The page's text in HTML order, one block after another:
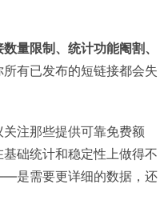
量限制、统计功能阉割、
有已发布的短链接都会失
注那些提供可靠免费额
基础统计和稳定性上做得不
是需要更详细的数据，还